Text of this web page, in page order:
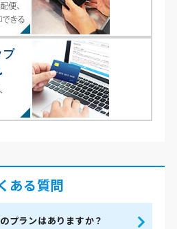
ある質問
プランはありますか？